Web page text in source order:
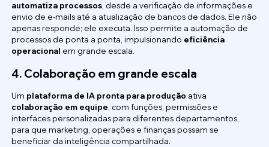
automatiza processos, desde a verificação de informações e
envio de e-mails até a atualização de bancos de dados. Ele não
apenas responde; ele executa. Isso permite a automação de
processos de ponta a ponta, impulsionando eficiência
operacional em grande escala.
4. Colaboração em grande escala
Um plataforma de IA pronta para produção ativa
colaboração em equipe, com funções, permissões e
interfaces personalizadas para diferentes departamentos,
para que marketing, operações e finanças possam se
beneficiar da inteligência compartilhada.